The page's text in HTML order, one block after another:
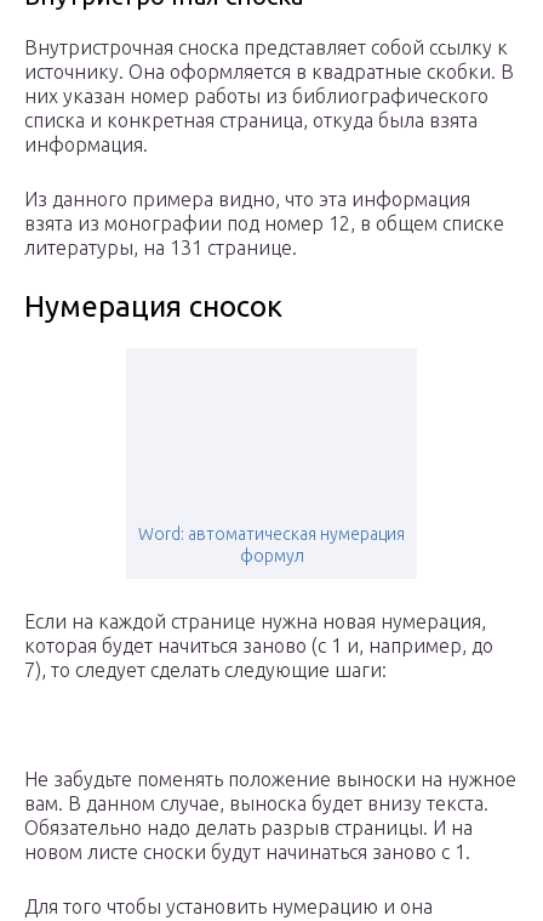
Внутристрочная сноска представляет собой ссылку к
источнику. Она оформляется в квадратные скобки. В
них указан номер работы из библиографического
списка и конкретная страница, откуда была взята
информация.
Из данного примера видно, что эта информация
взята из монографии под номер 12, в общем списке
литературы, на 131 странице.
Нумерация сносок
Word: автоматическая нумерация
формул
Если на каждой странице нужна новая нумерация,
которая будет начиться заново (с 1 и, например, до
7), то следует сделать следующие шаги:
Не забудьте поменять положение выноски на нужное
вам. В данном случае, выноска будет внизу текста.
Обязательно надо делать разрыв страницы. И на
новом листе сноски будут начинаться заново с 1.
Для того чтобы установить нумерацию и она